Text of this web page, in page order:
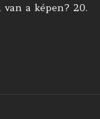
a képen? 20.